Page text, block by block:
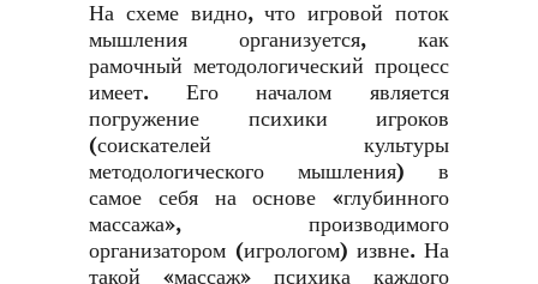
На схеме видно, что игровой поток
мышления организуется, как
рамочный методологический процесс
имеет. Его началом является
погружение психики игроков
(соискателей культуры
методологического мышления) в
самое себя на основе «глубинного
массажа», производимого
организатором (игрологом) извне. На
такой «массаж» психика каждого